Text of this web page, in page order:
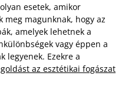
esetek, amikor
magunknak, hogy az
amelyek lehetnek a
vagy éppen a
legyenek. Ezekre a
az esztétikai fogászat